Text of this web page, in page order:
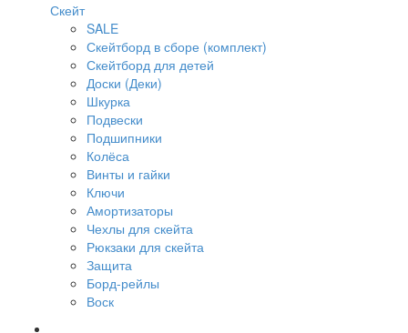
Скейт
SALE
Скейтборд в сборе (комплект)
Скейтборд для детей
Доски (Деки)
Шкурка
Подвески
Подшипники
Колёса
Винты и гайки
Ключи
Амортизаторы
Чехлы для скейта
Рюкзаки для скейта
Защита
Борд-рейлы
Воск